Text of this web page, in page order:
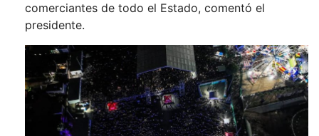
comerciantes de todo el Estado, comentó el
presidente.